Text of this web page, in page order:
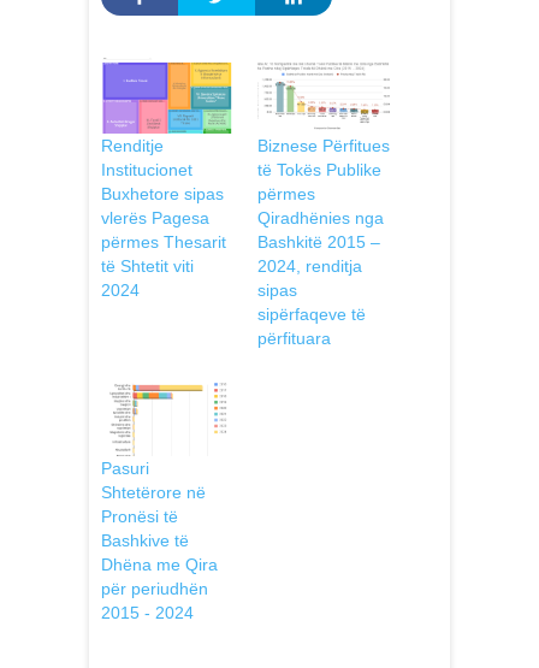
Renditje
Institucionet
Buxhetore sipas
vlerës Pagesa
përmes Thesarit
të Shtetit viti
2024
Biznese Përfitues
të Tokës Publike
përmes
Qiradhënies nga
Bashkitë 2015 –
2024, renditja
sipas
sipërfaqeve të
përfituara
Pasuri
Shtetërore në
Pronësi të
Bashkive të
Dhëna me Qira
për periudhën
2015 - 2024